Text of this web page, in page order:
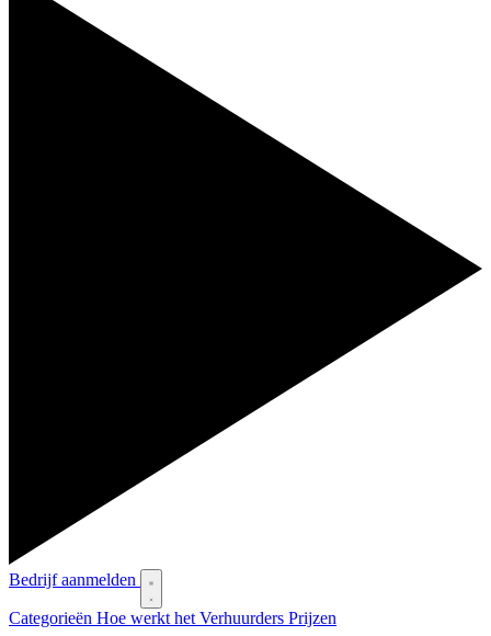
Bedrijf aanmelden
Categorieën Hoe werkt het Verhuurders Prijzen